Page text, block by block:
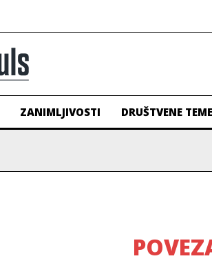
ZANIMLJIVOSTI DRUŠTVENE TEME